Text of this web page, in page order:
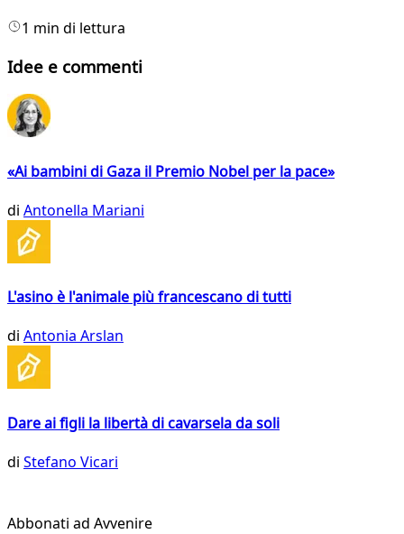
1 min di lettura
Idee e commenti
«Ai bambini di Gaza il Premio Nobel per la pace»
di Antonella Mariani
L'asino è l'animale più francescano di tutti
di Antonia Arslan
Dare ai figli la libertà di cavarsela da soli
di Stefano Vicari
Abbonati ad Avvenire